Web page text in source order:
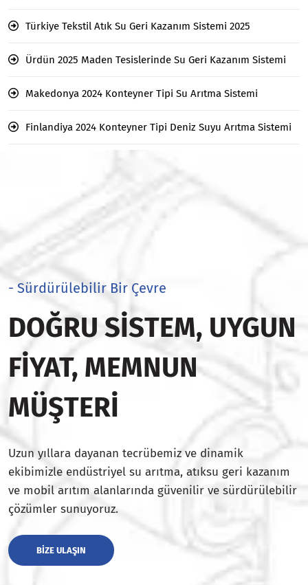
Türkiye Tekstil Atık Su Geri Kazanım Sistemi 2025
Ürdün 2025 Maden Tesislerinde Su Geri Kazanım Sistemi
Makedonya 2024 Konteyner Tipi Su Arıtma Sistemi
Finlandiya 2024 Konteyner Tipi Deniz Suyu Arıtma Sistemi
- Sürdürülebilir Bir Çevre
DOĞRU SISTEM, UYGUN
FIYAT, MEMNUN
MÜŞTERI
Uzun yıllara dayanan tecrübemiz ve dinamik
ekibimizle endüstriyel su arıtma, atıksu geri kazanım
ve mobil arıtım alanlarında güvenilir ve sürdürülebilir
çözümler sunuyoruz.
BIZE ULAŞIN